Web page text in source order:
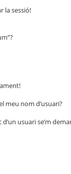
la sessió!
meu nom d’usuari?
usuari se’m